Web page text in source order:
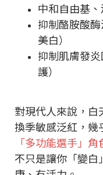
中和自由基、
抑制酪胺酸
美白）
抑制肌膚發
護）
對現代人來說，白
換季敏感泛紅，幾
「多功能選手」
不只是讓你「變白